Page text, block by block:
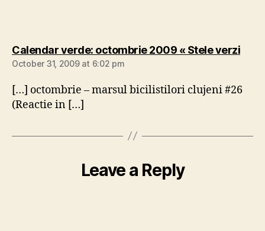
Calendar verde: octombrie 2009 « Stele verzi
October 31, 2009 at 6:02 pm
[…] octombrie – marsul bicilistilori clujeni #26
(Reactie in […]
Leave a Reply